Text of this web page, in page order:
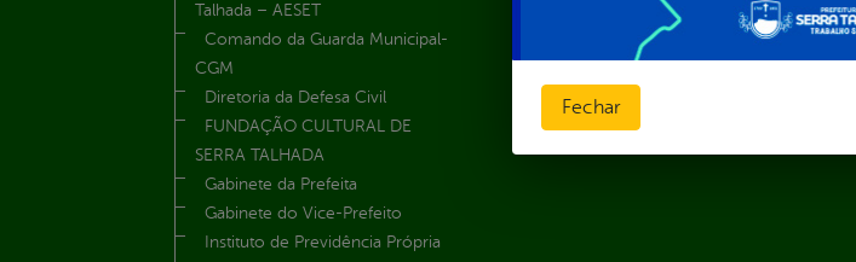
Talhada – AESET
Comando da Guarda Municipal-
CGM
Diretoria da Defesa Civil
FUNDAÇÃO CULTURAL DE
SERRA TALHADA
Gabinete da Prefeita
Gabinete do Vice-Prefeito
Instituto de Previdência Própria
Fechar